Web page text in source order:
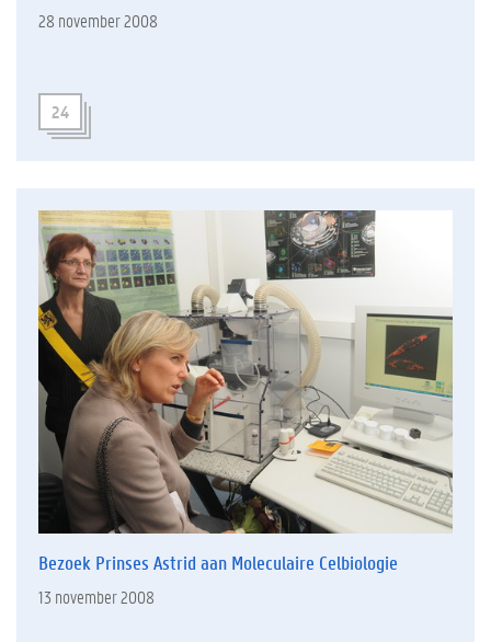
28 november 2008
24
Bezoek Prinses Astrid aan Moleculaire Celbiologie
13 november 2008